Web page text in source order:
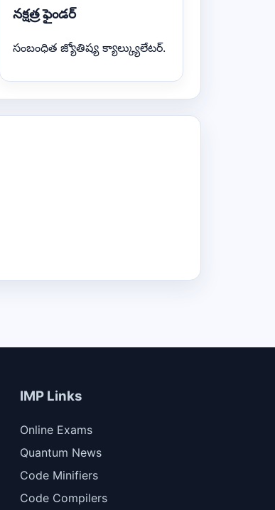
నక్షత్ర ఫైండర్
సంబంధిత జ్యోతిష్య క్యాల్క్యులేటర్.
IMP Links
Online Exams
Quantum News
Code Minifiers
Code Compilers